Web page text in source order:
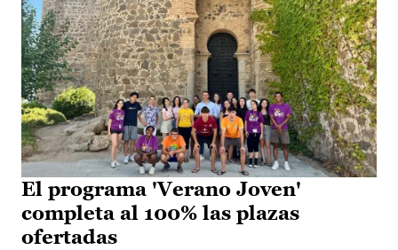
El programa 'Verano Joven'
completa al 100% las plazas
ofertadas